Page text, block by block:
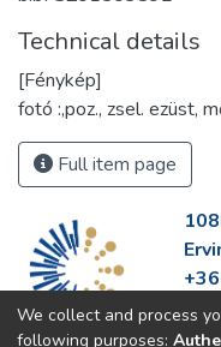
Technical details
[Fénykép]
fotó :,poz., zsel. ezüst,
Full item page
We collect and process
following purposes: